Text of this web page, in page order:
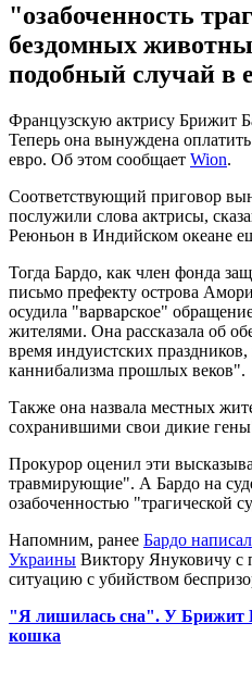
"озабоченность
бездомных
подобный случай в
Французскую актрису Брижит
Теперь она вынуждена
евро. Об этом сообщает Wion.
Соответствующий приговор
послужили слова актрисы,
Реюньон в Индийском океане
Тогда Бардо, как член фонда
письмо префекту острова
осудила "варварское"
жителями. Она рассказала об
время индуистских
каннибализма прошлых веков".
Также она назвала местных
сохранившими свои дикие
Прокурор оценил эти
травмирующие". А Бардо на
озабоченностью "трагической
Напомним, ранее Бардо
Украины Виктору Януковичу с
ситуацию с убийством
"Я лишилась сна". У Брижит
кошка